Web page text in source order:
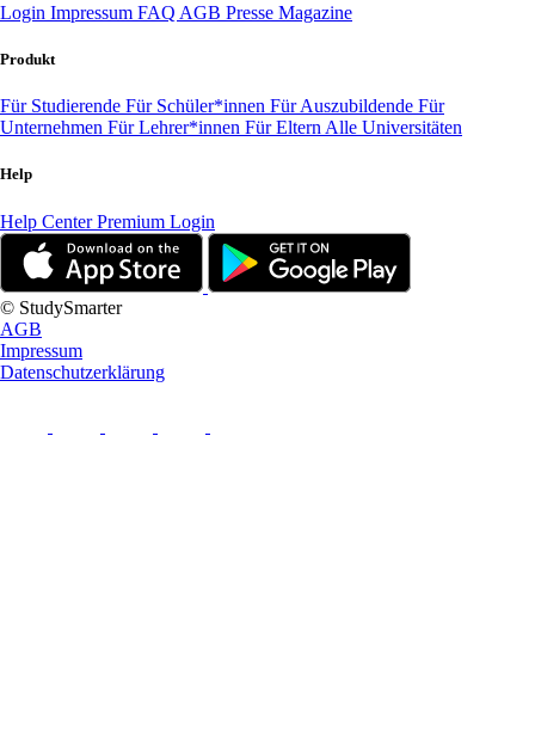
Login Impressum FAQ AGB Presse Magazine
Produkt
Für Studierende Für Schüler*innen Für Auszubildende Für
Unternehmen Für Lehrer*innen Für Eltern Alle Universitäten
Help
Help CenterPremium Login
© StudySmarter
AGB
Impressum
Datenschutzerklärung